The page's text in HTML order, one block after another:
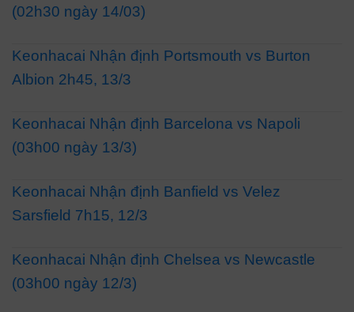
(02h30 ngày 14/03)
Keonhacai Nhận định Portsmouth vs Burton
Albion 2h45, 13/3
Keonhacai Nhận định Barcelona vs Napoli
(03h00 ngày 13/3)
Keonhacai Nhận định Banfield vs Velez
Sarsfield 7h15, 12/3
Keonhacai Nhận định Chelsea vs Newcastle
(03h00 ngày 12/3)